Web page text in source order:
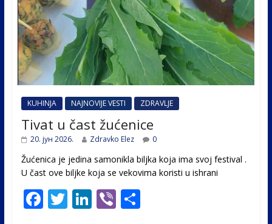
KUHINJA NAJNOVIJE VESTI ZDRAVLJE
Tivat u čast žućenice
20. јун 2026. Zdravko Elez 0
Žućenica je jedina samonikla biljka koja ima svoj festival .
U čast ovе biljke koja se vekovima koristi u ishrani
F T Li Vi S